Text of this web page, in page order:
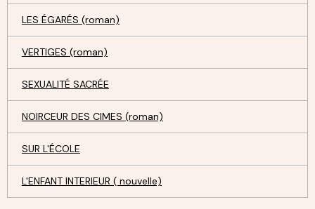
LES ÉGARÉS (roman)
VERTIGES (roman)
SEXUALITÉ SACRÉE
NOIRCEUR DES CIMES (roman)
SUR L'ÉCOLE
L'ENFANT INTERIEUR ( nouvelle)